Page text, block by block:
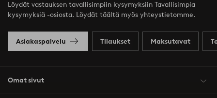
Löydät vastauksen tavallisimpiin kysymyksiin Tavallisimpia
kysymyksiä -osiosta. Löydät täältä myös yhteystietomme.
Asiakaspalvelu Tilaukset Maksutavat
Omat sivut